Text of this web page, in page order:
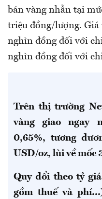
bán vàng nhẫn tại
triệu đồng/lượng. Giá
nghìn đồng đối với
nghìn đồng đối với
Trên thị trường
vàng giao ngay
0,65%, tương
USD/oz, lùi về mốc
Quy đổi theo tỷ
gồm thuế và phí